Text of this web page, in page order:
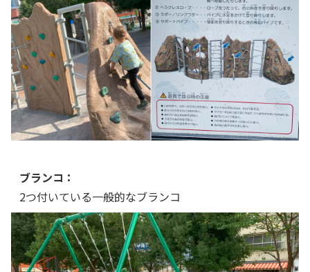
ブランコ：
2つ付いている一般的なブランコ